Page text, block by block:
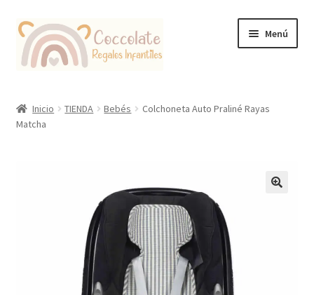
Ir
la
Ir
contenido
Menú
Coccolate Puericultura y Juguetería Educativa
Inicio TIENDA Bebés
Colchoneta Auto Praliné Rayas
Matcha